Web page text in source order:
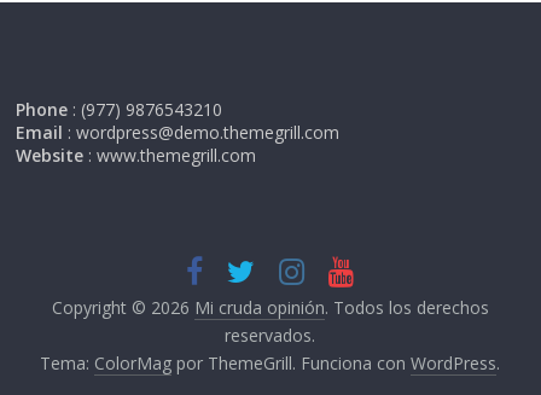
Phone : (977) 9876543210
Email : wordpress@demo.themegrill.com
Website : www.themegrill.com
Copyright © 2026 Mi cruda opinión. Todos los derechos
reservados.
Tema: ColorMag por ThemeGrill. Funciona conWordPress.